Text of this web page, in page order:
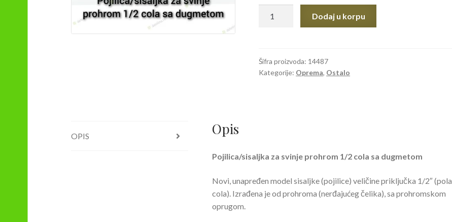
prohrom
1/2
Dodaj u korpu
Šifra proizvoda: 14487
Kategorije: Oprema, Ostalo
OPIS Opis
Pojilica/sisaljka za svinje prohrom 1/2 cola sa dugmetom
Novi, unapređen model sisaljke (pojilice) veličine priključka 1/2″ (pola
cola). Izrađena je od prohroma (nerđajućeg čelika), sa prohromskom
oprugom.